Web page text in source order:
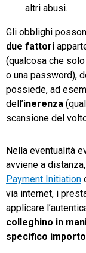
altri abusi.
Gli obblighi
due fattori
(qualcosa che
o una password),
possiede, ad
dell’inerenza
scansione del
Nella eventualità
avviene a
Payment Initiation
via internet, i
applicare
colleghino in
specifico importo